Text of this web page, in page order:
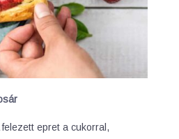
epret a cukorral,